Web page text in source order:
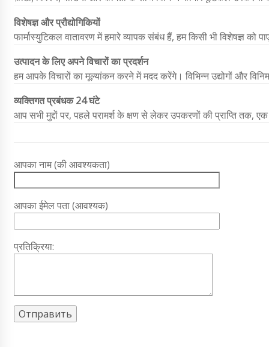
विशेषज्ञ और प्रौद्योगिकियों
फार्मास्युटिकल वातावरण में हमारे व्यापक संबंध हैं, हम किसी भी विशेषज्ञ को
उत्पादन के लिए अपने विचारों का प्रदर्शन
हम आपके विचारों का मूल्यांकन करने में मदद करेंगे। विभिन्न उद्योगों और
व्यक्तिगत प्रबंधक 24 घंटे
आप सभी मुद्दों पर, पहले परामर्श के क्षण से लेकर उपकरणों की प्राप्ति तक,
आपका नाम (की आवश्यकता)
आपका ईमेल पता (आवश्यक)
प्रतिक्रिया: